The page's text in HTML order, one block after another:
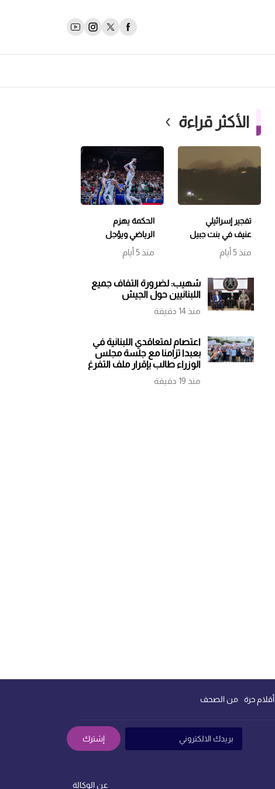
الأكثر قراءة
تفجير إسرائيلي
عنيف في بنت جبيل
وتمشيط باتجاه
منذ 5 أيام
الحكمة يهزم
الرياضي ويؤجل
حسم اللقب إلى
مباراة سابعة
منذ 5 أيام
شهيب: لضرورة التفاف جميع
اللبنانيين حول الجيش
منذ 14 دقيقة
اعتصام لمتعاقدي اللبنانية في
بعبدا تزامنا مع جلسة مجلس
الوزراء طالب بإقرار ملف التفرغ
منذ 19 دقيقة
أقلام حرة من الصحف
إشترك
عن الوكالة